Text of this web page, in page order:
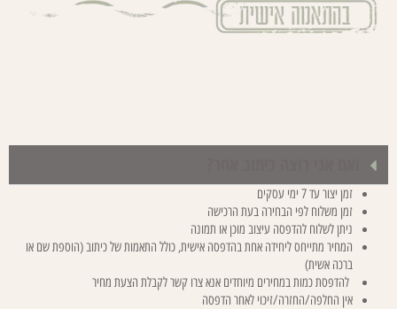
זמן יצור עד 7 ימי עסקים
זמן משלוח לפי הבחירה בעת הרכישה
ניתן לשלוח להדפסה עיצוב מוכן או תמונה
המחיר מתייחס ליחידה אחת בהדפסה אישית, כולל התאמות של כיתוב (הוספת שם או
ברכה אשית)
להדפסת כמות במחירים מיוחדים אנא צרו קשר לקבלת הצעת מחיר
אין החלפה/החזרה/זיכוי לאחר הדפסה